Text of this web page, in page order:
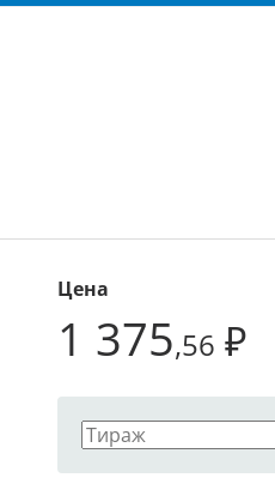
Цена
1 375,56 ₽